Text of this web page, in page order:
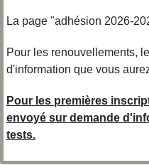
La page "adhésion 2026-
Pour les renouvellements,
d'information que vous
Pour les premières
envoyé sur demande
tests.